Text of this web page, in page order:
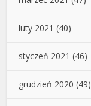
luty 2021 (40)
styczeń 2021 (46)
grudzień 2020 (49)